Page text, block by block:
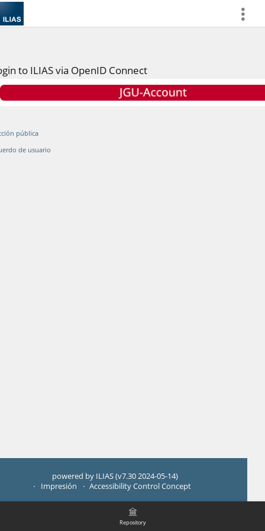
more
Repository
to ILIAS via OpenID Connect
pública
de usuario
powered by ILIAS (v7.30 2024-05-14)
Impresión
Accessibility Control Concept